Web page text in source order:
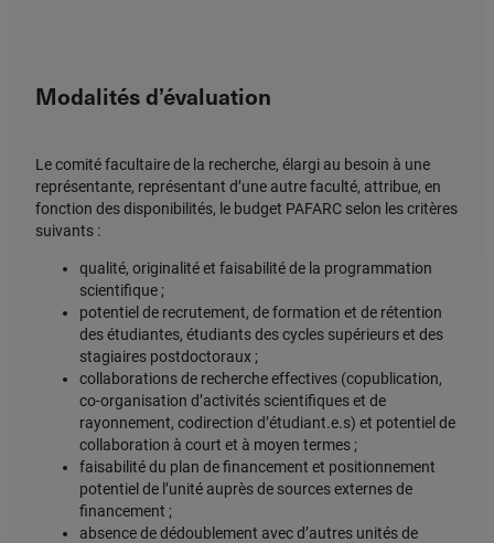
Modalités d’évaluation
Le comité facultaire de la recherche, élargi au besoin à une
représentante, représentant d’une autre faculté, attribue, en
fonction des disponibilités, le budget PAFARC selon les critères
suivants :
qualité, originalité et faisabilité de la programmation
scientifique ;
potentiel de recrutement, de formation et de rétention
des étudiantes, étudiants des cycles supérieurs et des
stagiaires postdoctoraux ;
collaborations de recherche effectives (copublication,
co-organisation d’activités scientifiques et de
rayonnement, codirection d’étudiant.e.s) et potentiel de
collaboration à court et à moyen termes ;
faisabilité du plan de financement et positionnement
potentiel de l’unité auprès de sources externes de
financement ;
absence de dédoublement avec d’autres unités de